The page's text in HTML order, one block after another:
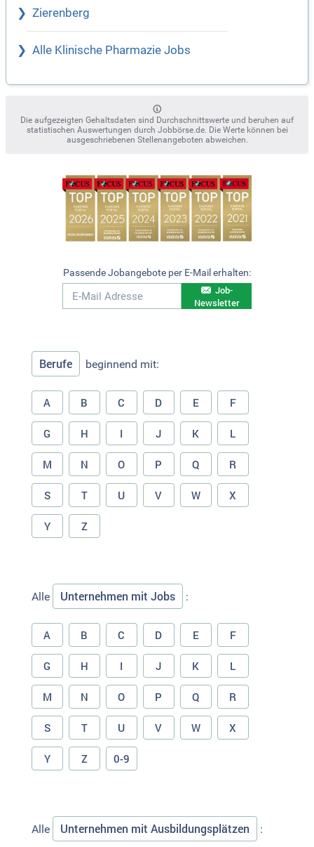
Zierenberg
Alle Klinische Pharmazie Jobs
Die aufgezeigten Gehaltsdaten sind Durchschnittswerte und beruhen auf
statistischen Auswertungen durch Jobbörse.de. Die Werte können bei
ausgeschriebenen Stellenangeboten abweichen.
Passende Jobangebote per E-Mail erhalten:
Job-
Newsletter
Berufe beginnend mit:
A B C D E F
G H I J K L
M N O P Q R
S T U V W X
Y Z
Alle Unternehmen mit Jobs :
A B C D E F
G H I J K L
M N O P Q R
S T U V W X
Y Z 0-9
Alle Unternehmen mit Ausbildungsplätzen :